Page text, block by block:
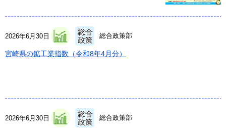
2026年6月30日 総合政策部
宮崎県の鉱工業指数（令和8年4月分）
2026年6月30日 総合政策部